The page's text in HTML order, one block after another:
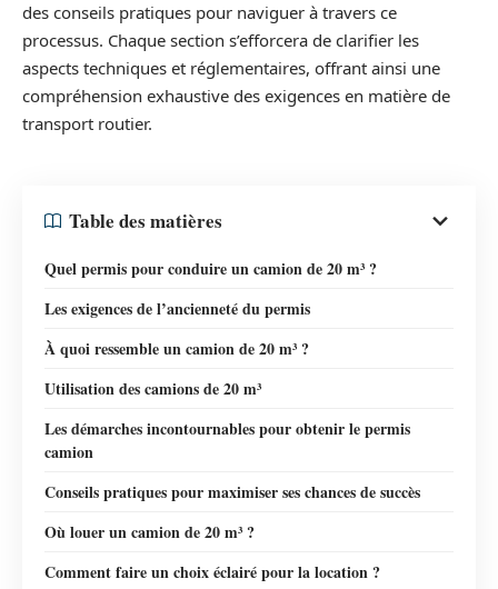
des conseils pratiques pour naviguer à travers ce
processus. Chaque section s’efforcera de clarifier les
aspects techniques et réglementaires, offrant ainsi une
compréhension exhaustive des exigences en matière de
transport routier.
Table des matières
Quel permis pour conduire un camion de 20 m³ ?
Les exigences de l’ancienneté du permis
À quoi ressemble un camion de 20 m³ ?
Utilisation des camions de 20 m³
Les démarches incontournables pour obtenir le permis
camion
Conseils pratiques pour maximiser ses chances de succès
Où louer un camion de 20 m³ ?
Comment faire un choix éclairé pour la location ?